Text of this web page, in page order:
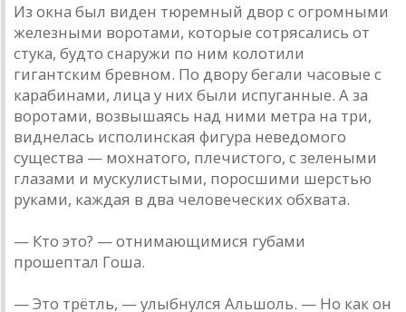
Из окна был виден тюремный двор с огромными
железными воротами, которые сотрясались от
стука, будто снаружи по ним колотили
гигантским бревном. По двору бегали часовые с
карабинами, лица у них были испуганные. А за
воротами, возвышаясь над ними метра на три,
виднелась исполинская фигура неведомого
существа — мохнатого, плечистого, с зелеными
глазами и мускулистыми, поросшими шерстью
руками, каждая в два человеческих обхвата.
— Кто это? — отнимающимися губами
прошептал Гоша.
— Это трётль, — улыбнулся Альшоль. — Но как он